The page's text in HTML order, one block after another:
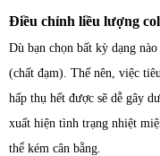
Điều chỉnh liều lượng
Dù bạn chọn bất kỳ dạng
(chất đạm). Thế nên, việc
hấp thụ hết được sẽ dễ gây
xuất hiện tình trạng nhiệt
thể kém cân bằng.